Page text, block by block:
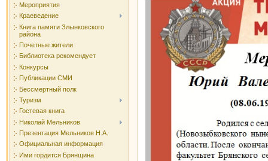
Мероприятия
Краеведение
Книга памяти Злынковского
района
Почетные жители
Библиотека рекомендует
Конкурсы
Публикации СМИ
Бессмертный полк
Туризм
Гостевая книга
Николай Мельников
Презентация Мельников Н.А.
Официальная информация
Ими гордится Брянщина